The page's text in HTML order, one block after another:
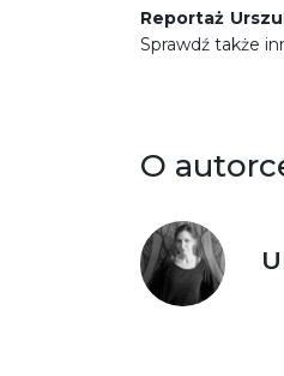
Reportaż
Sprawdź także
O